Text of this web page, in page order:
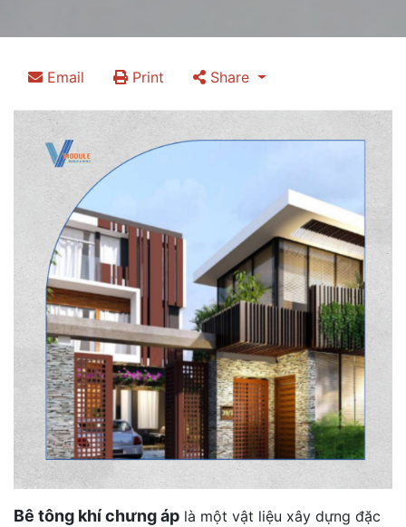
Email Print Share
Bê tông khí chưng áp là một vật liệu xây dựng đặc